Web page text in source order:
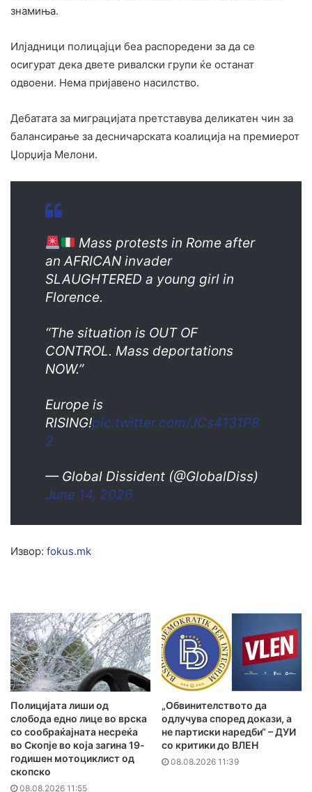
знамиња.
Илјадници полицајци беа распоредени за да се
осигурат дека двете ривалски групи ќе останат
одвоени. Нема пријавено насилство.
Дебатата за миграцијата претставува деликатен чин за
балансирање за десничарската коалиција на премиерот
Џорџија Мелони.
Mass protests in Rome after
an AFRICAN invader
SLAUGHTERED a young girl in
Florence.
“The situation is OUT OF
CONTROL. Mass deportations
NOW.”
Europe is
RISING!pic.twitter.com/JCs4131P8
2
— Global Dissident (@GlobalDiss)
June 14, 2026
Извор: fokus.mk
Полицијата лиши од
слобода едно лице во врска
со сообраќајната несреќа
во Скопје во која загина 19-
годишен мотоциклист од
скопско
08.08.2026 11:55
„Обвинителството да
одлучува според докази, а
не партиски наредби“ – ДУИ
со критики до ВЛЕН
08.08.2026 11:39